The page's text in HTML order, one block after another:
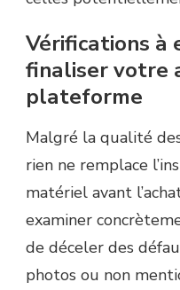
Vérifications à
finaliser votre
plateforme
Malgré la qualité
rien ne remplace
matériel avant
examiner
de déceler des
photos ou non